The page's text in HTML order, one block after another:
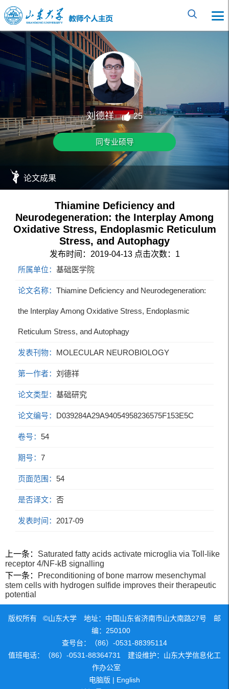
刘德祥 25
同专业硕导
论文成果
Thiamine Deficiency and
Neurodegeneration: the Interplay Among
Oxidative Stress, Endoplasmic Reticulum
Stress, and Autophagy
发布时间：2019-04-13 点击次数： 1
所属单位： 基础医学院
论文名称： Thiamine Deficiency and Neurodegeneration:
the Interplay Among Oxidative Stress, Endoplasmic
Reticulum Stress, and Autophagy
发表刊物： MOLECULAR NEUROBIOLOGY
第一作者： 刘德祥
论文类型： 基础研究
论文编号： D039284A29A94054958236575F153E5C
卷号： 54
期号： 7
页面范围： 54
是否译文： 否
发表时间： 2017-09
上一条： Saturated fatty acids activate microglia via Toll-like
receptor 4/NF-kB signalling
下一条：
Preconditioning of bone marrow mesenchymal
stem cells with hydrogen sulfide improves their therapeutic
potential
版权所有 ©山东大学 地址：中国山东省济南市山大南路27号 邮
编：250100
查号台：（86）-0531-88395114
值班电话：（86）-0531-88364731 建设维护：山东大学信息化工
作办公室
电脑版 | English